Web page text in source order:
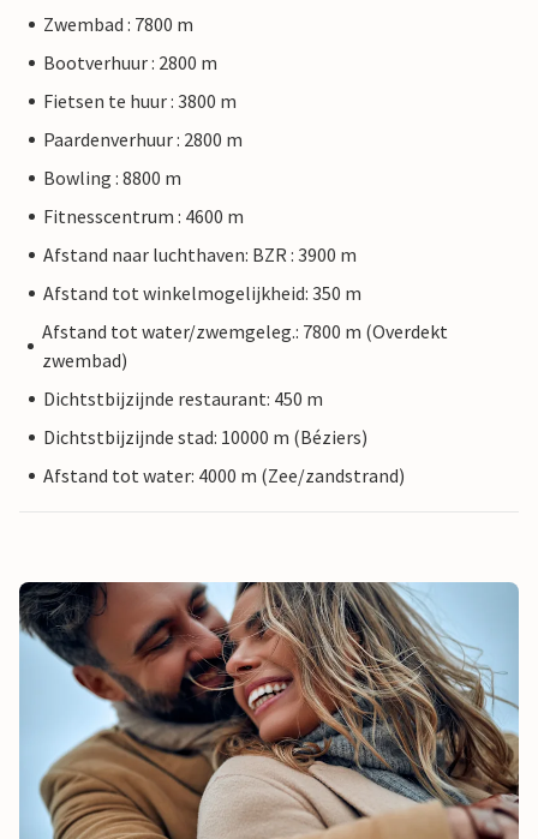
Zwembad : 7800 m
Bootverhuur : 2800 m
Fietsen te huur : 3800 m
Paardenverhuur : 2800 m
Bowling : 8800 m
Fitnesscentrum : 4600 m
Afstand naar luchthaven: BZR : 3900 m
Afstand tot winkelmogelijkheid: 350 m
Afstand tot water/zwemgeleg.: 7800 m (Overdekt
zwembad)
Dichtstbijzijnde restaurant: 450 m
Dichtstbijzijnde stad: 10000 m (Béziers)
Afstand tot water: 4000 m (Zee/zandstrand)